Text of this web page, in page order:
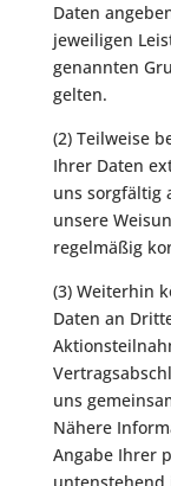
Daten
jeweiligen
genannten
gelten.
(2) Teilweise
Ihrer Daten
uns sorgfältig
unsere
regelmäßig
(3) Weiterhin
Daten an
uns
Nähere
Angabe Ihrer